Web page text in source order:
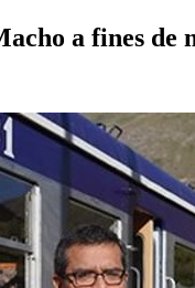
a fines de